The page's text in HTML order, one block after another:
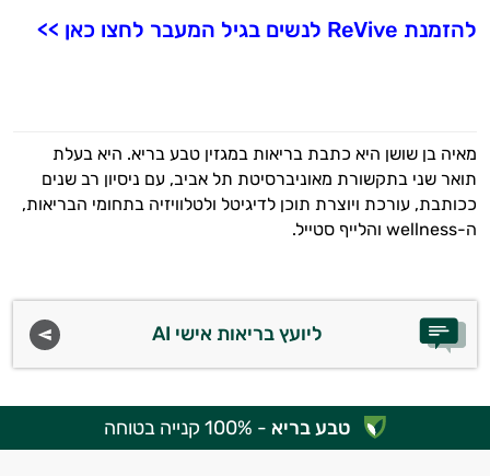
להזמנת ReVive לנשים בגיל המעבר לחצו כאן >>
מאיה בן שושן היא כתבת בריאות במגזין טבע בריא. היא בעלת
תואר שני בתקשורת מאוניברסיטת תל אביב, עם ניסיון רב שנים
ככותבת, עורכת ויוצרת תוכן לדיגיטל ולטלוויזיה בתחומי הבריאות,
ה-wellness והלייף סטייל.
ליועץ בריאות אישי AI
טבע בריא - 100% קנייה בטוחה